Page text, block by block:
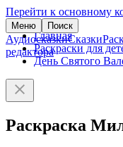
Перейти к основному
Меню Поиск
АудиосказкиСказки
редактора
Главная
Раскраски для
День Святого
Раскраска